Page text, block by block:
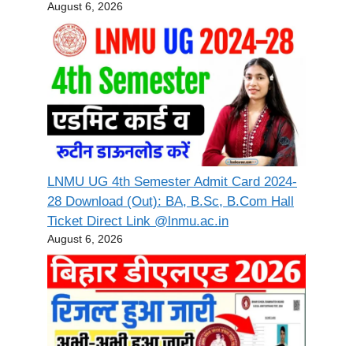
August 6, 2026
LNMU UG 4th Semester Admit Card 2024-
28 Download (Out): BA, B.Sc, B.Com Hall
Ticket Direct Link @lnmu.ac.in
August 6, 2026